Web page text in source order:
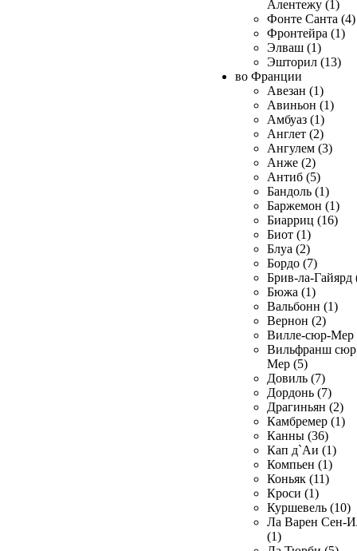
Алентежу (1)
Фонте Санта (4)
Фронтейра (1)
Элваш (1)
Эшторил (13)
во Франции
Авезан (1)
Авиньон (1)
Амбуаз (1)
Англет (2)
Ангулем (3)
Анже (2)
Антиб (5)
Бандоль (1)
Баржемон (1)
Биарриц (16)
Биот (1)
Блуа (2)
Бордо (7)
Брив-ла-Гайярд
Бюжа (1)
Вальбонн (1)
Вернон (2)
Вилле-сюр-Мер
Вильфранш сюр
Мер (5)
Довиль (7)
Дордонь (7)
Драгиньян (2)
Камбремер (1)
Канны (36)
Кап д`Аи (1)
Компьен (1)
Коньяк (11)
Кроси (1)
Куршевель (10)
Ла Варен Сен-
(1)